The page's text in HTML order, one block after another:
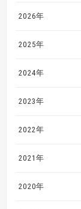
2026年
2025年
2024年
2023年
2022年
2021年
2020年